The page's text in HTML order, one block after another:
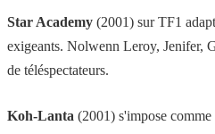
Star Academy (2001) sur TF1
exigeants. Nolwenn Leroy, Jenifer,
de téléspectateurs.
Koh-Lanta (2001) s'impose